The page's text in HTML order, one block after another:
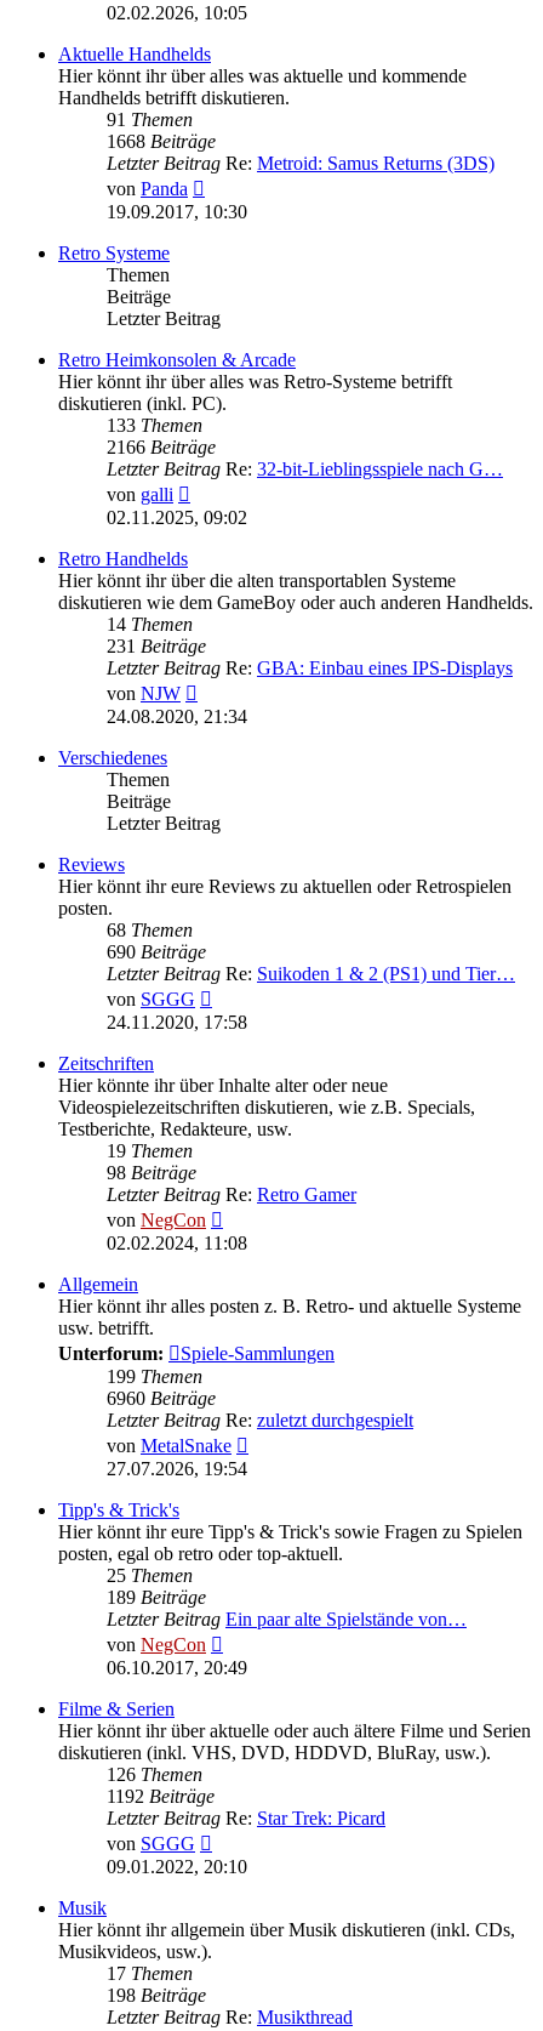
Beitrag
02.02.2026, 10:05
Aktuelle Handhelds
Hier könnt ihr über alles was aktuelle und kommende
Handhelds betrifft diskutieren.
91 Themen
1668 Beiträge
Letzter Beitrag Re: Metroid: Samus Returns (3DS)
von Panda
Beitrag
19.09.2017, 10:30
Retro Systeme
Themen
Beiträge
Letzter Beitrag
Retro Heimkonsolen & Arcade
Hier könnt ihr über alles was Retro-Systeme betrifft
diskutieren (inkl. PC).
133 Themen
2166 Beiträge
Letzter Beitrag Re: 32-bit-Lieblingsspiele nach G…
von galli
Beitrag
02.11.2025, 09:02
Retro Handhelds
Hier könnt ihr über die alten transportablen Systeme
diskutieren wie dem GameBoy oder auch anderen Handhelds.
14 Themen
231 Beiträge
Letzter Beitrag Re: GBA: Einbau eines IPS-Displays
von NJW
Beitrag
24.08.2020, 21:34
Verschiedenes
Themen
Beiträge
Letzter Beitrag
Reviews
Hier könnt ihr eure Reviews zu aktuellen oder Retrospielen
posten.
68 Themen
690 Beiträge
Letzter Beitrag Re: Suikoden 1 & 2 (PS1) und Tier…
von SGGG
Beitrag
24.11.2020, 17:58
Zeitschriften
Hier könnte ihr über Inhalte alter oder neue
Videospielezeitschriften diskutieren, wie z.B. Specials,
Testberichte, Redakteure, usw.
19 Themen
98 Beiträge
Letzter Beitrag Re: Retro Gamer
von NegCon
Beitrag
02.02.2024, 11:08
Allgemein
Hier könnt ihr alles posten z. B. Retro- und aktuelle Systeme
usw. betrifft.
Unterforum:
Spiele-Sammlungen
199 Themen
6960 Beiträge
Letzter Beitrag Re: zuletzt durchgespielt
von MetalSnake
27.07.2026, 19:54
Tipp's & Trick's
Hier könnt ihr eure Tipp's & Trick's sowie Fragen zu Spielen
posten, egal ob retro oder top-aktuell.
25 Themen
189 Beiträge
Letzter Beitrag Ein paar alte Spielstände von…
von NegCon
Beitrag
06.10.2017, 20:49
Filme & Serien
Hier könnt ihr über aktuelle oder auch ältere Filme und Serien
diskutieren (inkl. VHS, DVD, HDDVD, BluRay, usw.).
126 Themen
1192 Beiträge
Letzter Beitrag Re: Star Trek: Picard
von SGGG
Beitrag
09.01.2022, 20:10
Musik
Hier könnt ihr allgemein über Musik diskutieren (inkl. CDs,
Musikvideos, usw.).
17 Themen
198 Beiträge
Letzter Beitrag Re: Musikthread